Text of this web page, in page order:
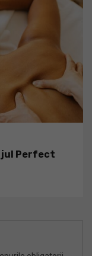
Perfect